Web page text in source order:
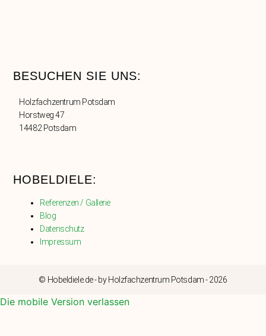
BESUCHEN SIE UNS:
Holzfachzentrum Potsdam
Horstweg 47
14482 Potsdam
HOBELDIELE:
Referenzen / Gallerie
Blog
Datenschutz
Impressum
© Hobeldiele.de - by Holzfachzentrum Potsdam - 2026
Die mobile Version verlassen